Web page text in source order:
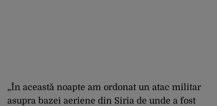
„În această noapte am ordonat un atac militar
asupra bazei aeriene din Siria de unde a fost